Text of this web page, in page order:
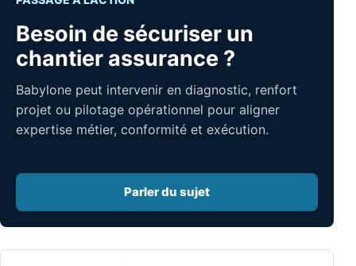
Besoin de sécuriser un
chantier assurance ?
Babylone peut intervenir en diagnostic, renfort
projet ou pilotage opérationnel pour aligner
expertise métier, conformité et exécution.
Parler du sujet